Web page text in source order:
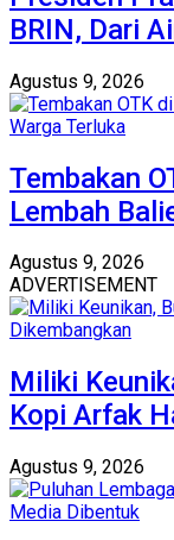
BRIN, Dari
Agustus 9, 2026
Tembakan
Lembah
Agustus 9, 2026
ADVERTISEMENT
Miliki
Kopi Arfak
Agustus 9, 2026